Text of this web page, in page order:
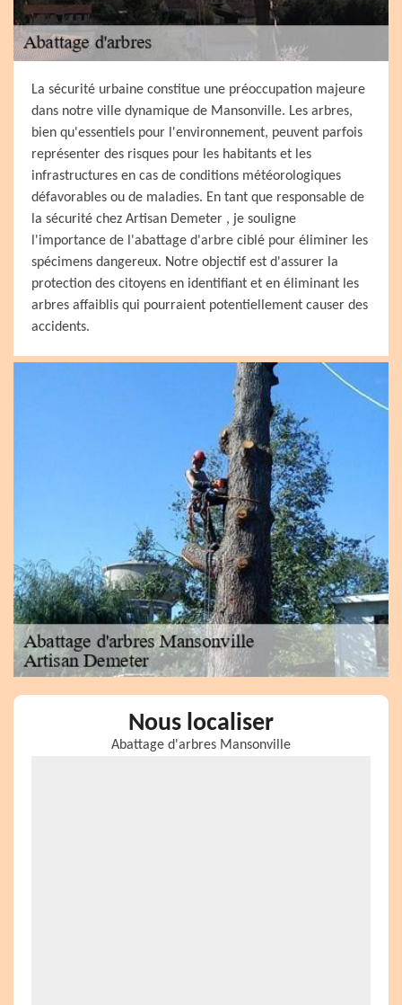
La sécurité urbaine constitue une préoccupation majeure
dans notre ville dynamique de Mansonville. Les arbres,
bien qu'essentiels pour l'environnement, peuvent parfois
représenter des risques pour les habitants et les
infrastructures en cas de conditions météorologiques
défavorables ou de maladies. En tant que responsable de
la sécurité chez Artisan Demeter , je souligne
l'importance de l'abattage d'arbre ciblé pour éliminer les
spécimens dangereux. Notre objectif est d'assurer la
protection des citoyens en identifiant et en éliminant les
arbres affaiblis qui pourraient potentiellement causer des
accidents.
Nous localiser
Abattage d'arbres Mansonville